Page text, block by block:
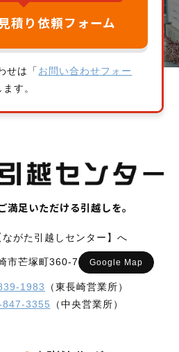
積り依頼フォーム
せは「 お問い合わせフォー
す。
満足いただける引越しを。
がた引越しセンター】へ
市芒塚町360-7 Google Map
1983
（東長崎営業所）
847-3355 （中央営業所）